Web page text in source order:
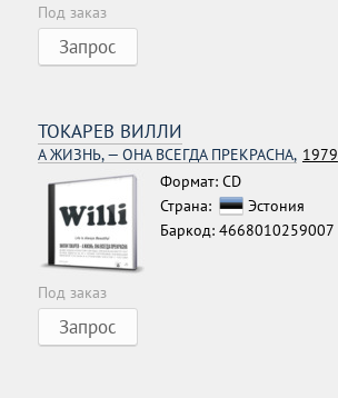
Под заказ
Запрос
ТОКАРЕВ ВИЛЛИ
А ЖИЗНЬ, — ОНА ВСЕГДА ПРЕКРАСНА, 1979
Формат: CD
Страна:
Эстония
Баркод: 4668010259007
Под заказ
Запрос